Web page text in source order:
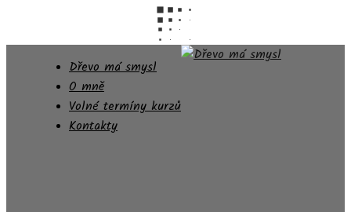
Dřevo má smysl
O mně
Volné termíny kurzů
Kontakty